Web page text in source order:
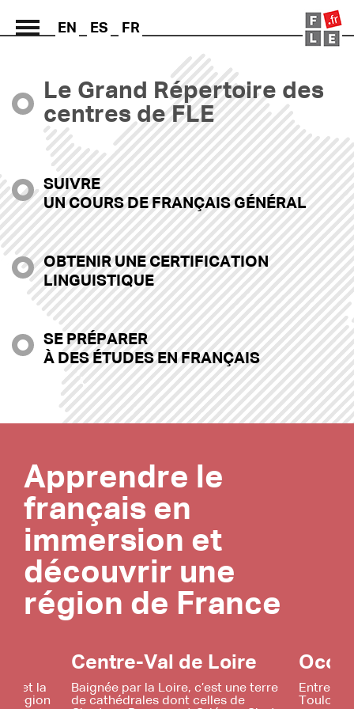
Grand Répertoire
Immersion France
Le français en ligne
Les pages PRO
EN ES FR
Le Grand Répertoire des
centres de FLE
SUIVRE
UN COURS DE FRANÇAIS GÉNÉRAL
OBTENIR UNE CERTIFICATION
LINGUISTIQUE
SE PRÉPARER
À DES ÉTUDES EN FRANÇAIS
Apprendre le
français en
immersion et
découvrir une
région de France
et la
région
Centre-Val de Loire
Baignée par la Loire, c’est une terre
de cathédrales dont celles de
Entre